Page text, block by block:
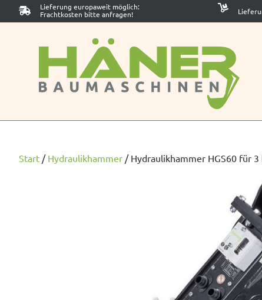
Lieferung europaweit möglich:
Frachtkosten bitte anfragen!
Start / Hydraulikhammer / Hydraulikhammer HGS60 für 3